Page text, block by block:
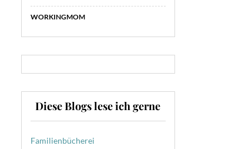
WORKINGMOM
Diese Blogs lese ich gerne
Familienbücherei